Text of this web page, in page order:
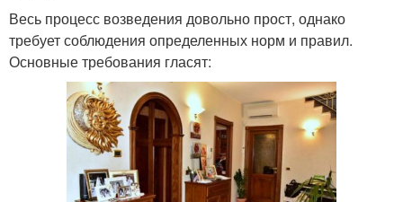
Весь процесс возведения довольно прост, однако
требует соблюдения определенных норм и правил.
Основные требования гласят: